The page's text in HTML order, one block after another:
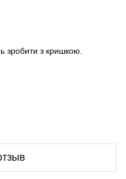
зробити з кришкою.